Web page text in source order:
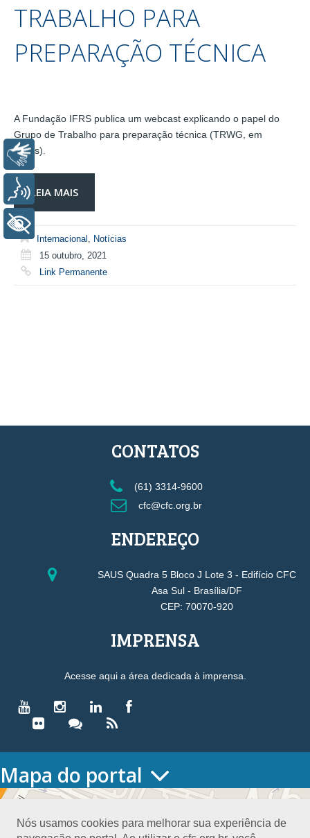
TRABALHO PARA
PREPARAÇÃO TÉCNICA
A Fundação IFRS publica um webcast explicando o papel do
Grupo de Trabalho para preparação técnica (TRWG, em
inglês).
LEIA MAIS
Internacional , Notícias
15 outubro, 2021
Link Permanente
Nós usamos cookies para melhorar sua experiência de
CONTATOS
(61) 3314-9600
cfc@cfc.org.br
ENDEREÇO
SAUS Quadra 5 Bloco J Lote 3 - Edifício CFC
Asa Sul - Brasília/DF
CEP: 70070-920
IMPRENSA
Acesse aqui a área dedicada à imprensa.
Mapa do portal
HOME
Conselho Diretor
Voz